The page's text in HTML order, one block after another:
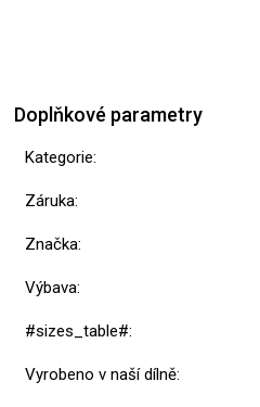
Doplňkové parametry
Kategorie:
Záruka:
Značka:
Výbava:
#sizes_table#:
Vyrobeno v naší dílně: